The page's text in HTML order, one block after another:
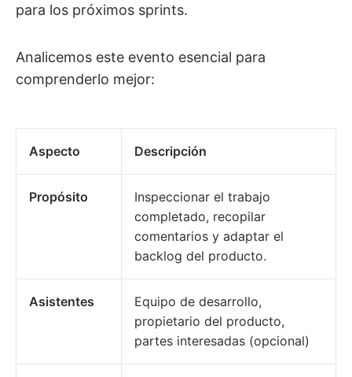
para los próximos sprints.
Analicemos este evento esencial para
comprenderlo mejor:
Aspecto Descripción
Propósito
Inspeccionar el trabajo
completado, recopilar
comentarios y adaptar el
backlog del producto.
Asistentes
Equipo de desarrollo,
propietario del producto,
partes interesadas (opcional)